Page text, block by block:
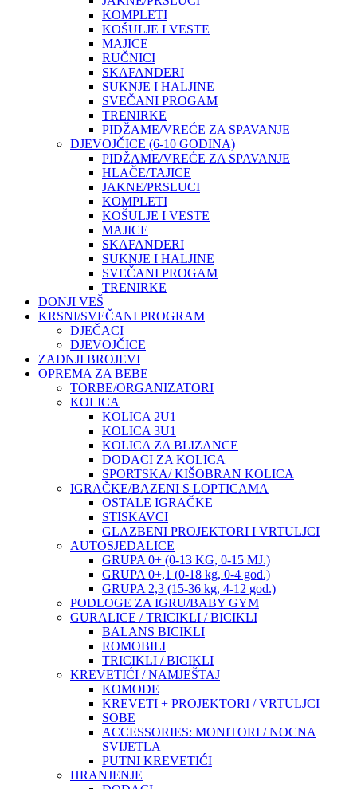
KOMPLETI
KOŠULJE I VESTE
MAJICE
RUČNICI
SKAFANDERI
SUKNJE I HALJINE
SVEČANI PROGAM
TRENIRKE
PIDŽAME/VREĆE ZA SPAVANJE
DJEVOJČICE (6-10 GODINA)
PIDŽAME/VREĆE ZA SPAVANJE
HLAČE/TAJICE
JAKNE/PRSLUCI
KOMPLETI
KOŠULJE I VESTE
MAJICE
SKAFANDERI
SUKNJE I HALJINE
SVEČANI PROGAM
TRENIRKE
DONJI VEŠ
KRSNI/SVEČANI PROGRAM
DJEČACI
DJEVOJČICE
ZADNJI BROJEVI
OPREMA ZA BEBE
TORBE/ORGANIZATORI
KOLICA
KOLICA 2U1
KOLICA 3U1
KOLICA ZA BLIZANCE
DODACI ZA KOLICA
SPORTSKA/ KIŠOBRAN KOLICA
IGRAČKE/BAZENI S LOPTICAMA
OSTALE IGRAČKE
STISKAVCI
GLAZBENI PROJEKTORI I VRTULJCI
AUTOSJEDALICE
GRUPA 0+ (0-13 KG, 0-15 MJ.)
GRUPA 0+,1 (0-18 kg, 0-4 god.)
GRUPA 2,3 (15-36 kg, 4-12 god.)
PODLOGE ZA IGRU/BABY GYM
GURALICE / TRICIKLI / BICIKLI
BALANS BICIKLI
ROMOBILI
TRICIKLI / BICIKLI
KREVETIĆI / NAMJEŠTAJ
KOMODE
KREVETI + PROJEKTORI / VRTULJCI
SOBE
ACCESSORIES: MONITORI / NOCNA
SVIJETLA
PUTNI KREVETIĆI
HRANJENJE